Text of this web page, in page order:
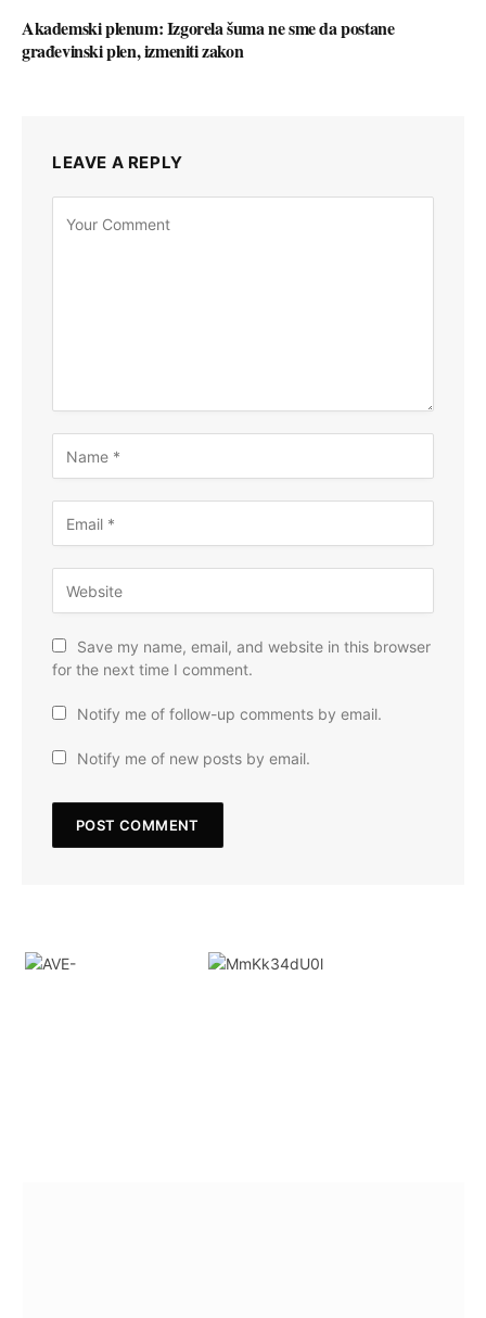
Akademski plenum: Izgorela šuma ne sme da postane
građevinski plen, izmeniti zakon
LEAVE A REPLY
Save my name, email, and website in this browser
for the next time I comment.
Notify me of follow-up comments by email.
Notify me of new posts by email.